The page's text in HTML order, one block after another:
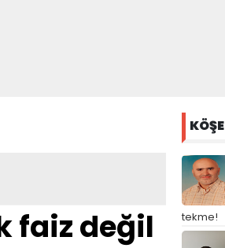
faiz değil
KÖŞE
tekme!